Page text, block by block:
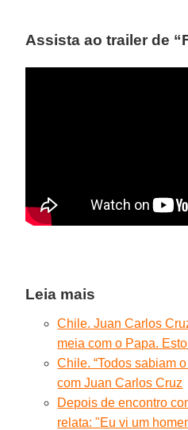
Assista ao trailer de
Leia mais
Chile. Juan Carlos
meia com o Papa.
Chile. “Todos sabiam
com Juan Carlos Cruz
Depois de encontro
relata: "Eu vi um